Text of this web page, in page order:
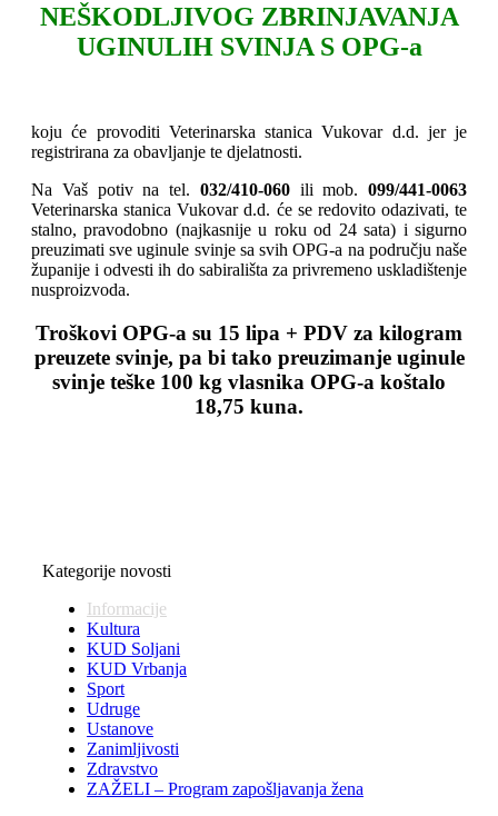
NEŠKODLJIVOG ZBRINJAVANJA
UGINULIH SVINJA S OPG-a
koju će provoditi Veterinarska stanica Vukovar d.d. jer je
registrirana za obavljanje te djelatnosti.
Na Vaš potiv na tel. 032/410-060ili mob. 099/441-0063
Veterinarska stanica Vukovar d.d. će se redovito odazivati, te
stalno, pravodobno (najkasnije u roku od 24 sata) i sigurno
preuzimati sve uginule svinje sa svih OPG-a na području naše
županije i odvesti ih do sabirališta za privremeno uskladištenje
nusproizvoda.
Troškovi OPG-a su 15 lipa + PDV za kilogram
preuzete svinje, pa bi tako preuzimanje uginule
svinje teške 100 kg vlasnika OPG-a koštalo
18,75 kuna.
Kategorije novosti
Informacije
Kultura
KUD Soljani
KUD Vrbanja
Sport
Udruge
Ustanove
Zanimljivosti
Zdravstvo
ZAŽELI – Program zapošljavanja žena